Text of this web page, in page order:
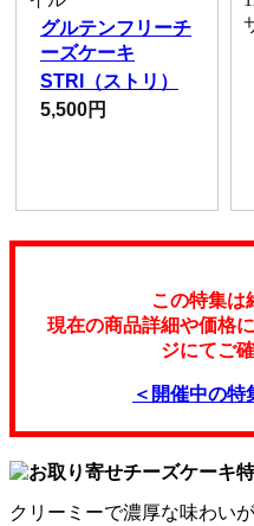
グルテンフリーチ
ーズケーキ
STRI（ストリ）
5,500円
この特集は
現在の商品詳細や価格
ジにてご
＜開催中の特
クリーミーで濃厚な味わい